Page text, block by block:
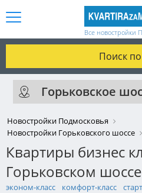
Все новостройки
Поиск
Горьковское
Новостройки Подмосковья
Новостройки Горьковского шоссе
Квартиры бизнес
Горьковском шоссе
эконом-класс комфорт-класс